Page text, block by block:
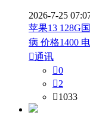
2026-7-25
苹果13 128G
病 价格1400
通讯
0
2
1033